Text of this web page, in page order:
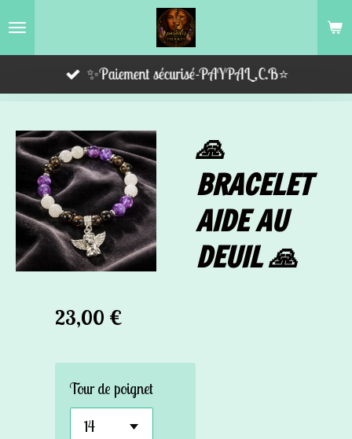
Passer
✨Paiement sécurisé-PAYPAL,C.B⭐️
🙏
BRACELET
AIDE AU
DEUIL 🙏
23,00 €
Tour de poignet